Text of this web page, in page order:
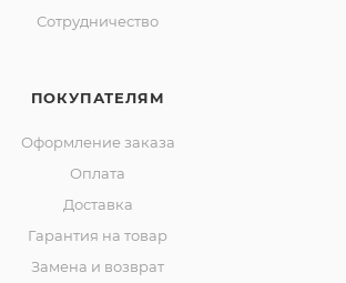
Сотрудничество
ПОКУПАТЕЛЯМ
Оформление заказа
Оплата
Доставка
Гарантия на товар
Замена и возврат